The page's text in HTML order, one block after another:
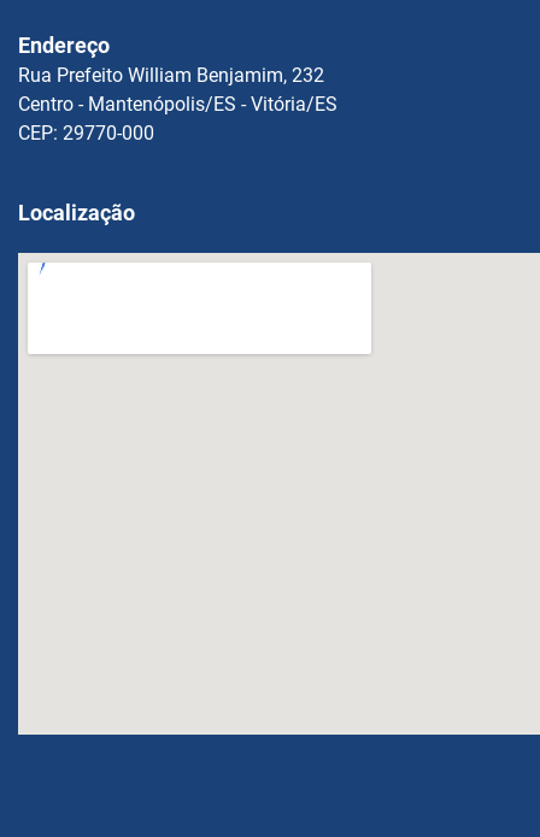
Endereço
Rua Prefeito William Benjamim, 232
Centro - Mantenópolis/ES - Vitória/ES
CEP: 29770-000
Localização
OPM FEGLI Calculator